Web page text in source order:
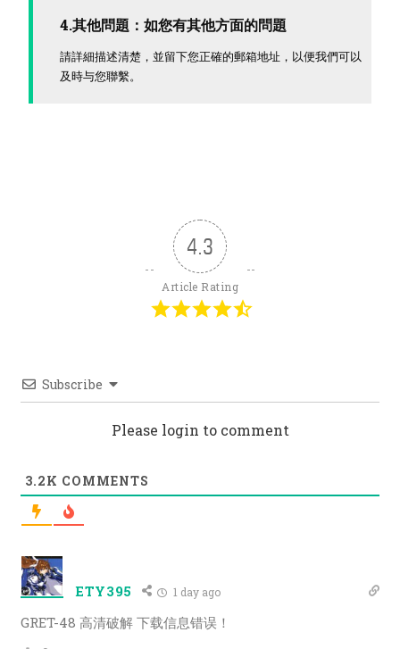
4.其他問題：如您有其他方面的問題
請詳細描述清楚，並留下您正確的郵箱地址，以便我們可以
及時与您聯繫。
4.3
Article Rating
Subscribe
Please login to comment
3.2K COMMENTS
ETY395 1 day ago
GRET-48 高清破解 下载信息错误！